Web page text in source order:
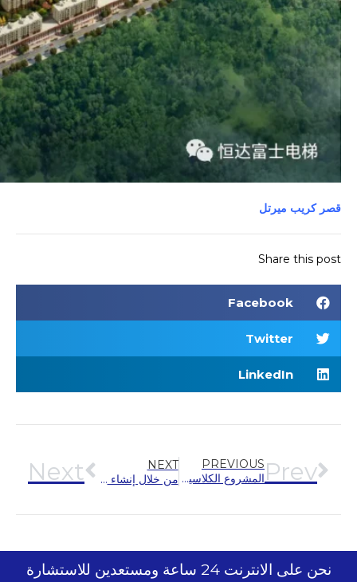
قصر كريب ميرتل
Share this post
Facebook
Twitter
LinkedIn
Prev
PREVIOUS
المشروع الكلاسيكي 丨Nanxun أول مركز رعاية احترافية، اختر Hengda Fuji Elevator
NEXT
من خلال إنشاء معيار جديد للإقامة الحضرية، تخدم Hengda Fuji مجال النخبة الحضرية الجديد في هايكو – مشروع بوابة اليشم
Next
نحن على الانترنت 24 ساعة ومستعدين للاستشارة